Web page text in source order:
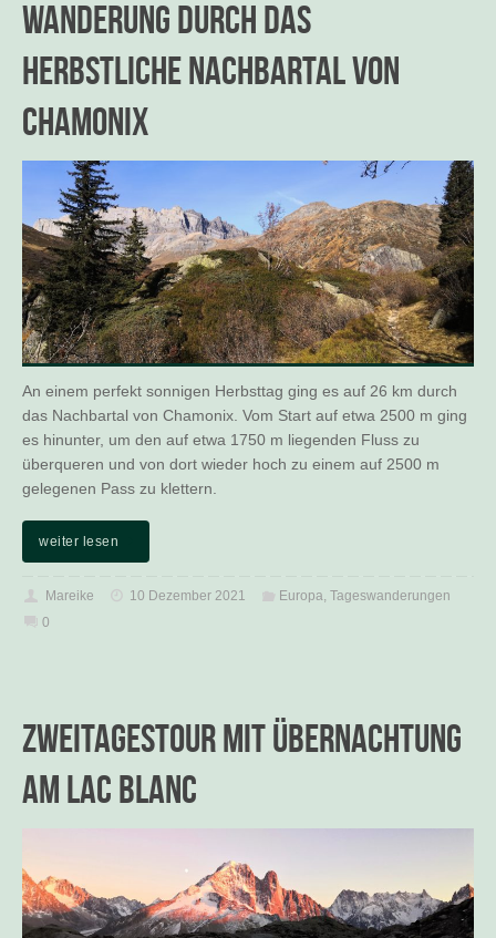
Wanderung durch das
herbstliche Nachbartal von
Chamonix
An einem perfekt sonnigen Herbsttag ging es auf 26 km durch
das Nachbartal von Chamonix. Vom Start auf etwa 2500 m ging
es hinunter, um den auf etwa 1750 m liegenden Fluss zu
überqueren und von dort wieder hoch zu einem auf 2500 m
gelegenen Pass zu klettern.
weiter lesen
Mareike 10 Dezember 2021 Europa Tageswanderungen
0
Zweitagestour mit Übernachtung
am Lac Blanc